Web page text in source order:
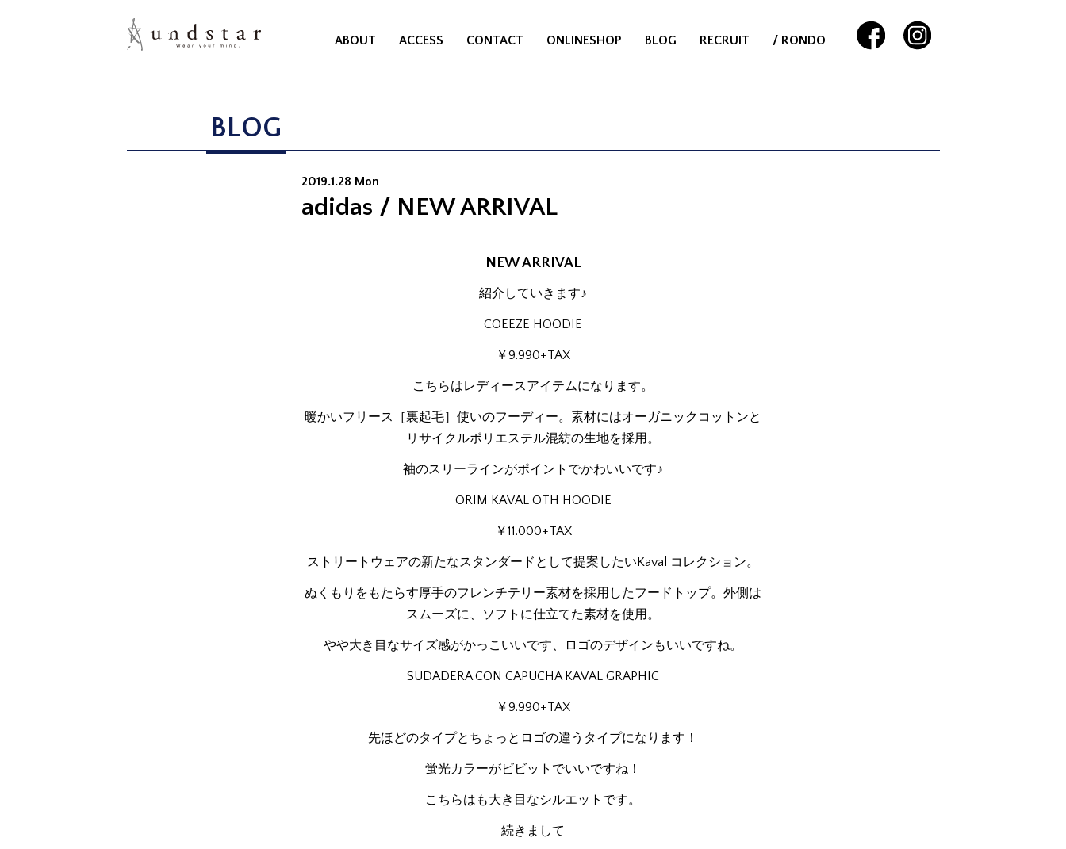
ABOUT ACCESS CONTACT ONLINESHOP BLOG RECRUIT / RONDO
BLOG
2019.1.28 Mon
adidas / NEW ARRIVAL
NEW ARRIVAL
紹介していきます♪
COEEZE HOODIE
￥9.990+TAX
こちらはレディースアイテムになります。
暖かいフリース［裏起毛］使いのフーディー。素材にはオーガニックコットンと
リサイクルポリエステル混紡の生地を採用。
袖のスリーラインがポイントでかわいいです♪
ORIM KAVAL OTH HOODIE
￥11.000+TAX
ストリートウェアの新たなスタンダードとして提案したいKaval コレクション。
ぬくもりをもたらす厚手のフレンチテリー素材を採用したフードトップ。外側は
スムーズに、ソフトに仕立てた素材を使用。
やや大き目なサイズ感がかっこいいです、ロゴのデザインもいいですね。
SUDADERA CON CAPUCHA KAVAL GRAPHIC
￥9.990+TAX
先ほどのタイプとちょっとロゴの違うタイプになります！
蛍光カラーがビビットでいいですね！
こちらはも大き目なシルエットです。
続きまして